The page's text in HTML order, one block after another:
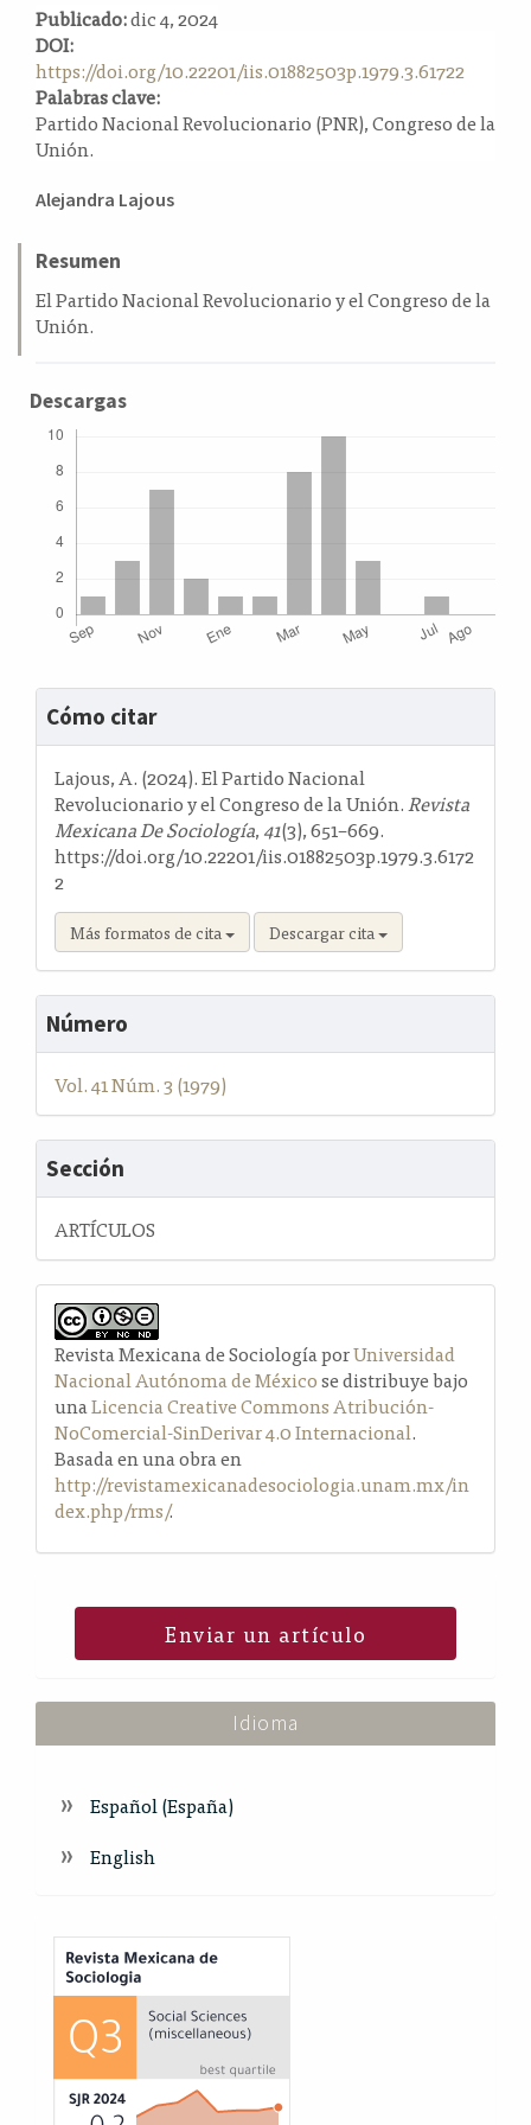
a
l
a
t
e
r
l
Publicado:dic 4, 2024
DOI:
https://doi.org/10.22201/iis.01882503p.1979.3.61722
Palabras clave:
Partido Nacional Revolucionario (PNR), Congreso de la
Unión.
Contenido
del
artículo
Alejandra Lajous
Resumen
El Partido Nacional Revolucionario y el Congreso de la
Unión.
Descargas
Detalles
del
artículo
Cómo citar
Lajous, A. (2024). El Partido Nacional
Revolucionario y el Congreso de la Unión.Revista
Mexicana De Sociología,41(3), 651–669.
https://doi.org/10.22201/iis.01882503p.1979.3.6172
2
Más formatos de cita Descargar cita
Número
Vol. 41 Núm. 3 (1979)
Sección
ARTÍCULOS
Revista Mexicana de Sociología porUniversidad
Nacional Autónoma de Méxicose distribuye bajo
unaLicencia Creative Commons Atribución-
NoComercial-SinDerivar 4.0 Internacional.
Basada en una obra en
http://revistamexicanadesociologia.unam.mx/in
dex.php/rms/.
Enviar un artículo
Idioma
Español (España)
English
Index